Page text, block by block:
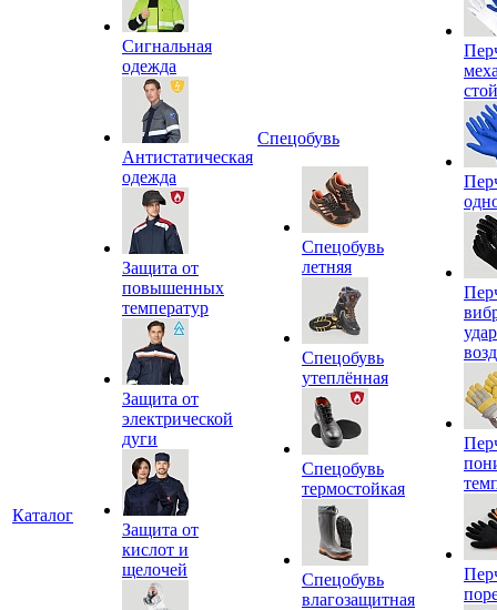
Каталог
Сигнальная
одежда
Антистатическая
одежда
Защита от
повышенных
температур
Защита от
электрической
дуги
Защита от
кислот и
щелочей
Спецобувь
Спецобувь
летняя
Спецобувь
утеплённая
Спецобувь
термостойкая
Спецобувь
влагозащитная